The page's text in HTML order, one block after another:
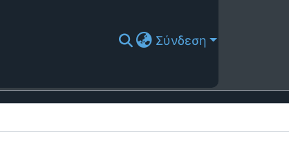
Σύνδεση